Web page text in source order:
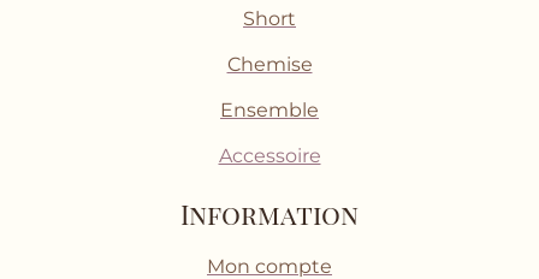
Short
Chemise
Ensemble
Accessoire
Information
Mon compte